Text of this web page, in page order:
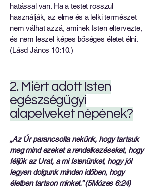
hatással van. Ha a testet rosszul
használják, az elme és a lelki természet
nem válhat azzá, aminek Isten eltervezte,
és nem leszel képes bőséges életet élni.
(Lásd János 10:10.)
2. Miért adott Isten
egészségügyi
alapelveket népének?
„Az Úr parancsolta nekünk, hogy tartsuk
meg mind ezeket a rendelkezéseket, hogy
féljük az Urat, a mi Istenünket, hogy jól
legyen dolgunk minden időben, hogy
életben tartson minket.” (5Mózes 6:24)